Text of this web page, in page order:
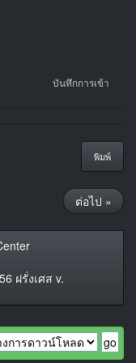
บันทึกการเข้า
พิมพ์
ต่อไป »
ฝรั่งเศส v.